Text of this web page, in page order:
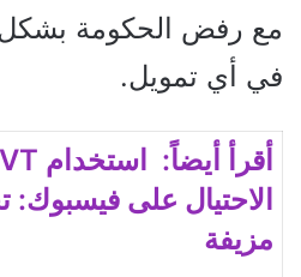
مع رفض الحكومة
في أي تمويل.
الاحتيال على فيسبوك:
مزيفة